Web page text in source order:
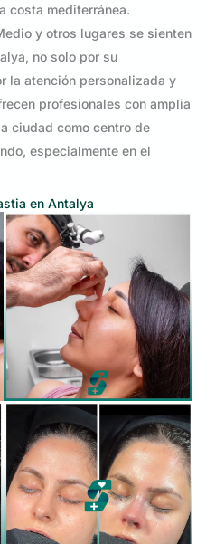
costa mediterránea.
y otros lugares se sienten
no solo por su
la atención personalizada y
profesionales con amplia
ciudad como centro de
especialmente en el
en Antalya